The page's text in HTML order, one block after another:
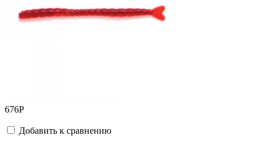
676Р
Добавить к сравнению